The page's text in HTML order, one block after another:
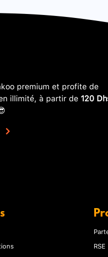
premium et profite de
illimité, à partir de 120
RSE